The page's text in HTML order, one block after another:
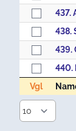
Vgl
437.
439.
440.
Vgl